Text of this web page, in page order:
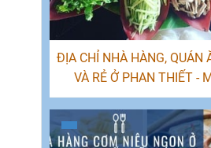
ĐỊA CHỈ NHÀ HÀNG, QUÁN
VÀ RẺ Ở PHAN THIẾT -